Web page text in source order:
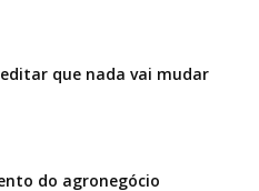
que nada vai mudar
do agronegócio